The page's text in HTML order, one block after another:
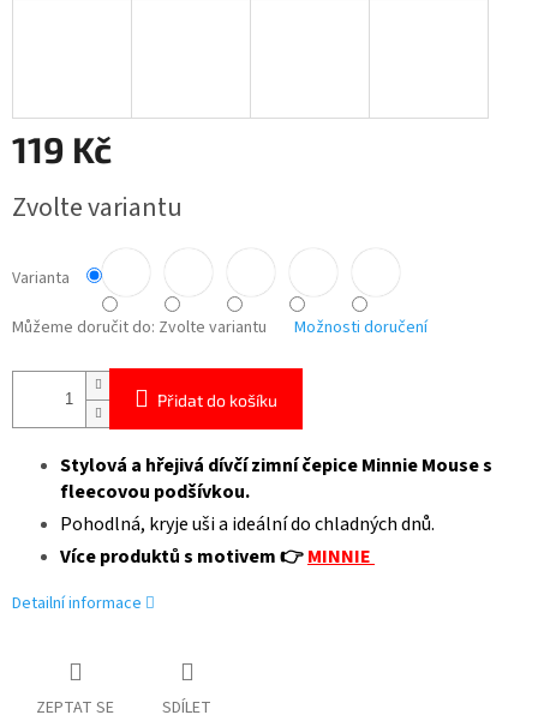
119 Kč
cena:
Zvolte variantu
Varianta
Můžeme doručit do: Zvolte variantu Možnosti doručení
Přidat do košíku
Stylová a hřejivá dívčí zimní čepiceMinnie Mouses
fleecovou podšívkou.
Pohodlná, kryje uši a ideální do chladných dnů.
Více produktů s motivem 👉MINNIE
Detailní informace
ZEPTAT SE SDÍLET